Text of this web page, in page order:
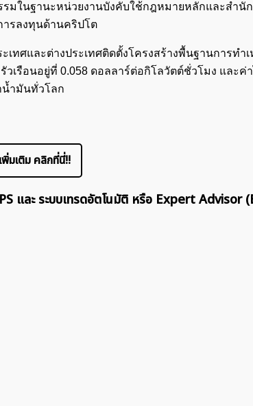
มในฐานะหน่วยงานบังคับใช้กฎหมายหลักและสำนัก
ารลงทุนด้านคริปโต
ทศและต่างประเทศติดตั้งโครงสร้างพื้นฐานการทำ
เรือนอยู่ที่ 0.058 ดอลลาร์ต่อกิโลวัตต์ชั่วโมง และค่
น้ำมันทั่วโลก
พิ่มเติม คลิกที่นี่!!
และ ระบบเทรดอัตโนมัติ หรือ Expert Advisor